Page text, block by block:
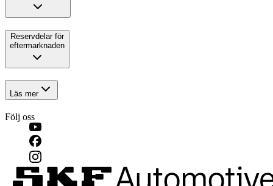
Reservdelar för
eftermarknaden
Läs mer
Följ oss